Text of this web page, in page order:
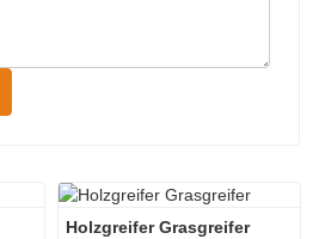
Holzgreifer Grasgreifer